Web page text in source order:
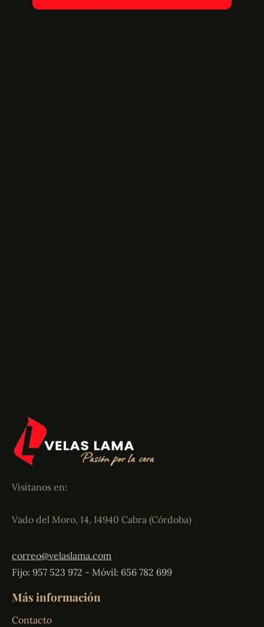
Visítanos en:
Vado del Moro, 14, 14940 Cabra (Córdoba)
correo@velaslama.com
Fijo: 957 523 972 - Móvil: 656 782 699
Más información
Contacto